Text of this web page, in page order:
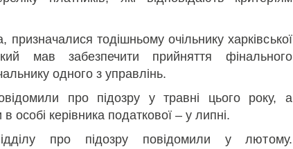
призначалися тодішньому очільнику харківської
мав забезпечити прийняття фінального
одного з управлінь.
про підозру у травні цього року, а
особі керівника податкової – у липні.
про підозру повідомили у лютому.